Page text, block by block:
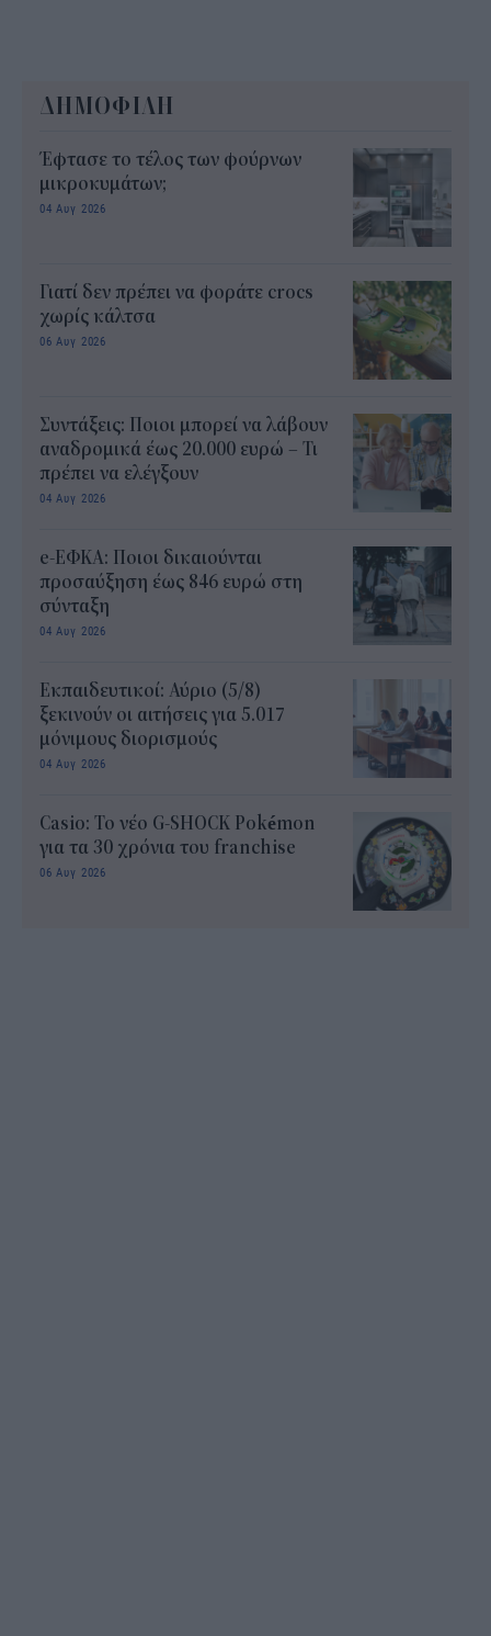
ΔΗΜΟΦΙΛΗ
Έφτασε το τέλος των φούρνων
μικροκυμάτων;
04 Αυγ 2026
Γιατί δεν πρέπει να φοράτε crocs
χωρίς κάλτσα
06 Αυγ 2026
Συντάξεις: Ποιοι μπορεί να λάβουν
αναδρομικά έως 20.000 ευρώ – Τι
πρέπει να ελέγξουν
04 Αυγ 2026
e-ΕΦΚΑ: Ποιοι δικαιούνται
προσαύξηση έως 846 ευρώ στη
σύνταξη
04 Αυγ 2026
Εκπαιδευτικοί: Αύριο (5/8)
ξεκινούν οι αιτήσεις για 5.017
μόνιμους διορισμούς
04 Αυγ 2026
Casio: Το νέο G-SHOCK Pokémon
για τα 30 χρόνια του franchise
06 Αυγ 2026